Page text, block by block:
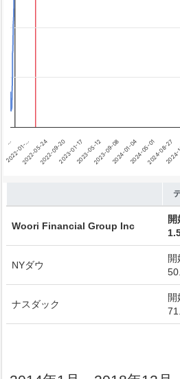
…
2022-01-…2022-05-242022-09-202023-01-172023-05-122023-09-082024-01-042024-05-012024-08-27
Woori Financial Group Inc
開
NYダウ
開
ナスダック
開